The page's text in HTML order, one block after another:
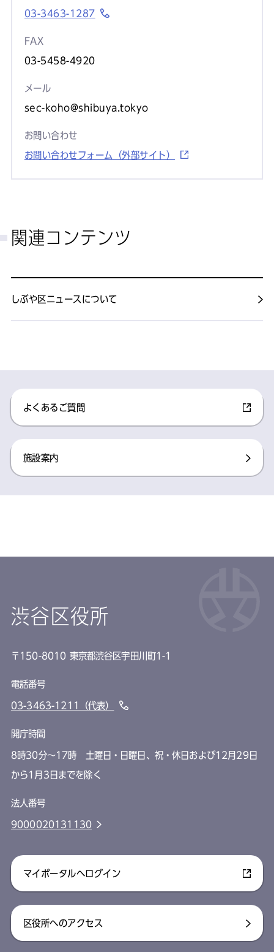
03-3463-1287
FAX
03-5458-4920
メール
sec-koho@shibuya.tokyo
お問い合わせ
お問い合わせフォーム（外部サイト）
関連コンテンツ
しぶや区ニュースについて
よくあるご質問​
施設案内​
渋谷区役所
〒150-8010 東京都渋谷区宇田川町1-1
電話番号
03-3463-1211（代表）
開庁時間
8時30分～17時 土曜日・日曜日、祝・休日および12月29日
から1月3日までを除く
法人番号
9000020131130
マイポータルへログイン
区役所へのアクセス